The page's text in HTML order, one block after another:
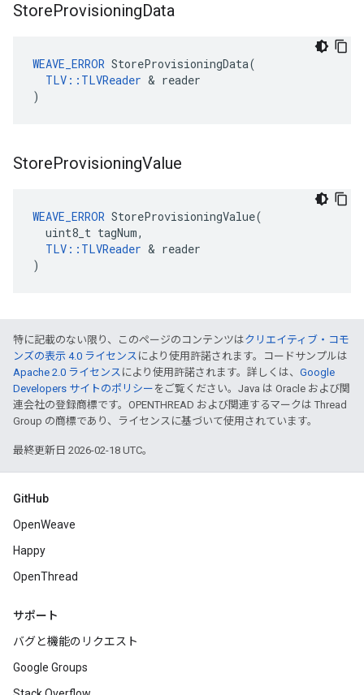
StoreProvisioningData
WEAVE_ERROR StoreProvisioningData(
TLV::TLVReader & reader
)
StoreProvisioningValue
WEAVE_ERROR StoreProvisioningValue(
  uint8_t tagNum,
TLV::TLVReader & reader
)
特に記載のない限り、このページのコンテンツはクリエイティブ・コモ
ンズの表示 4.0 ライセンス により使用許諾されます。コードサンプルは
Apache 2.0 ライセンス により使用許諾されます。詳しくは、 Google
Developers サイトのポリシー をご覧ください。Java は Oracle および関
連会社の登録商標です。OPENTHREAD および関連するマークは Thread
Group の商標であり、ライセンスに基づいて使用されています。
最終更新日 2026-02-18 UTC。
GitHub
OpenWeave
Happy
OpenThread
サポート
バグと機能のリクエスト
Google Groups